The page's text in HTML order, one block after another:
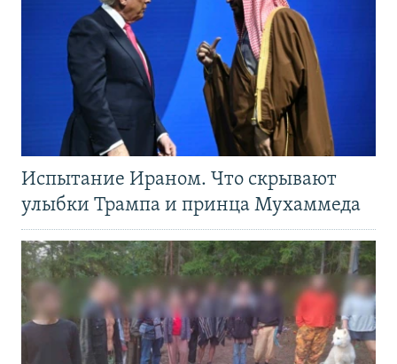
Испытание Ираном. Что скрывают
улыбки Трампа и принца Мухаммеда